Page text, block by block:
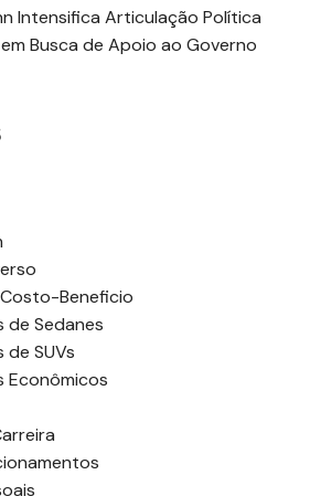
Intensifica Articulação Política
Busca de Apoio ao Governo
Beneficio
de Sedanes
SUVs
Econômicos